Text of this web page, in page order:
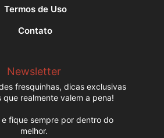
Termos de Uso
Contato
Newsletter
fresquinhas, dicas exclusivas
que realmente valem a pena!
fique sempre por dentro do
melhor.